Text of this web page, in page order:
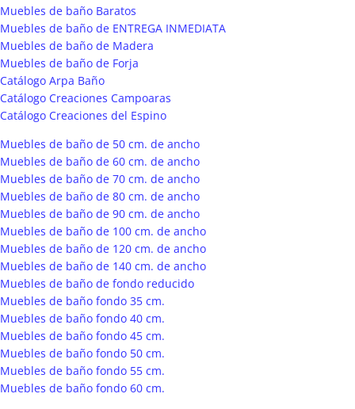
Muebles de baño Baratos
Muebles de baño de ENTREGA INMEDIATA
Muebles de baño de Madera
Muebles de baño de Forja
Catálogo Arpa Baño
Catálogo Creaciones Campoaras
Catálogo Creaciones del Espino
Muebles de baño de 50 cm. de ancho
Muebles de baño de 60 cm. de ancho
Muebles de baño de 70 cm. de ancho
Muebles de baño de 80 cm. de ancho
Muebles de baño de 90 cm. de ancho
Muebles de baño de 100 cm. de ancho
Muebles de baño de 120 cm. de ancho
Muebles de baño de 140 cm. de ancho
Muebles de baño de fondo reducido
Muebles de baño fondo 35 cm.
Muebles de baño fondo 40 cm.
Muebles de baño fondo 45 cm.
Muebles de baño fondo 50 cm.
Muebles de baño fondo 55 cm.
Muebles de baño fondo 60 cm.